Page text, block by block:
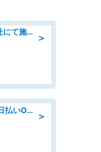
＞
工事・土木施工管理/総合技術商社にて施工管理のお仕事/即日勤務可/車通勤可/工事・土木施工管理/生産・品質管理
＞
組立・組付け/未経験OK/高収入/日払いOK/交替制/20・30・40代活躍中